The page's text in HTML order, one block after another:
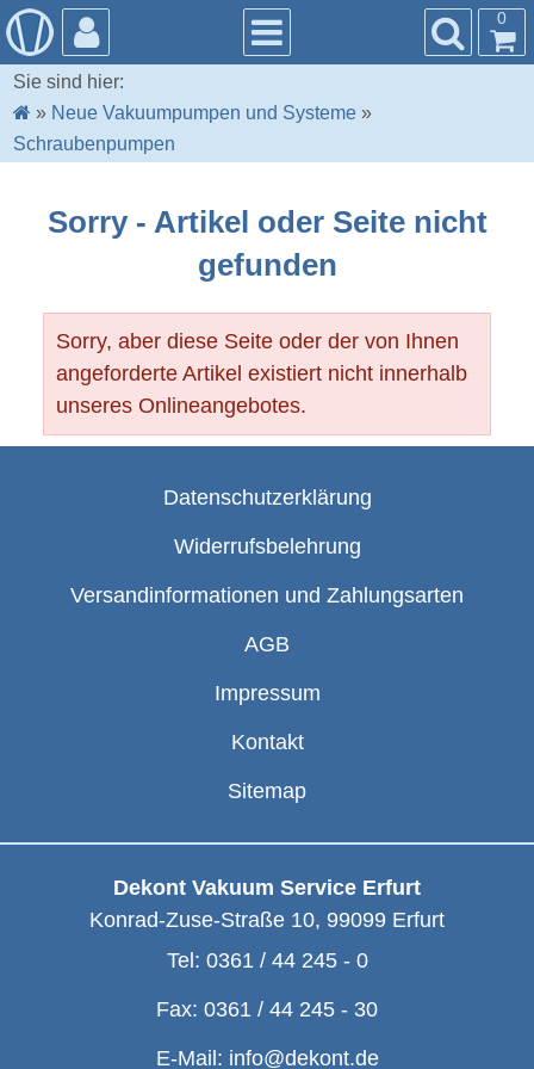
0
Sie sind hier:
» Neue Vakuumpumpen und Systeme »
Schraubenpumpen
Sorry - Artikel oder Seite nicht
gefunden
Sorry, aber diese Seite oder der von Ihnen
angeforderte Artikel existiert nicht innerhalb
unseres Onlineangebotes.
Datenschutzerklärung
Widerrufsbelehrung
Versandinformationen und Zahlungsarten
AGB
Impressum
Kontakt
Sitemap
Dekont Vakuum Service Erfurt
Konrad-Zuse-Straße 10, 99099 Erfurt
Tel: 0361 / 44 245 - 0
Fax: 0361 / 44 245 - 30
E-Mail: info@dekont.de